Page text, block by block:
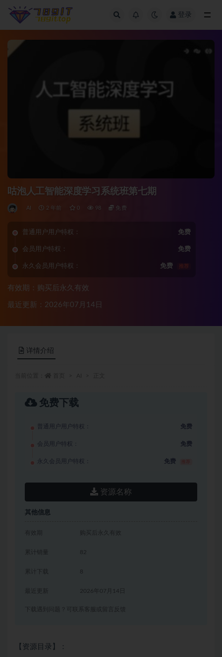
登录
咕泡人工智能深度学习系统班第七期
AI 2 年前 0 98 免费
普通用户用户特权： 免费
会员用户特权： 免费
永久会员用户特权： 免费 推荐
有效期：购买后永久有效
最近更新：2026年07月14日
详情介绍
免费下载
普通用户用户特权： 免费
会员用户特权： 免费
永久会员用户特权： 免费
资源名称
其他信息
有效期 购买后永久有效
累计销量 82
累计下载 8
2026年07月14日
下载遇到问题？可联系客服或留言反馈
【资源目录】：